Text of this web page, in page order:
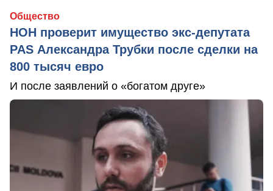
Общество
НОН проверит имущество экс-депутата
PAS Александра Трубки после сделки на
800 тысяч евро
И после заявлений о «богатом друге»